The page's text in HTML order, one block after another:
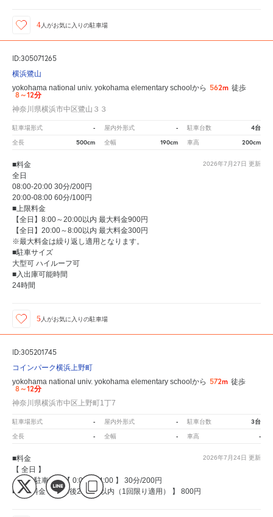
4 人がお気に入りの駐車場
ID:305071265
横浜鷺山
yokohama national univ. yokohama elementary schoolから 562m 徒歩
8～12分
神奈川県横浜市中区鷺山３３
駐車場形式 - 屋内外形式 - 駐車台数 4台
全長 500cm 全幅 190cm 車高 200cm
2026年7月27日 更新
■料金
全日
08:00-20:00 30分/200円
20:00-08:00 60分/100円
■上限料金
【全日】8:00～20:00以内 最大料金900円
【全日】20:00～8:00以内 最大料金300円
※最大料金は繰り返し適用となります。
■駐車サイズ
大型可 ハイルーフ可
■入出庫可能時間
24時間
5 人がお気に入りの駐車場
ID:305201745
コインパーク横浜上野町
yokohama national univ. yokohama elementary schoolから 572m 徒歩
8～12分
神奈川県横浜市中区上野町1丁7
駐車場形式 - 屋内外形式 - 駐車台数 3台
全長 - 全幅 - 車高 -
2026年7月24日 更新
■料金
【 全日 】
・通常駐車料金【 0:00〜24:00 】 30分/200円
■上限料金【 駐車後24時間以内（1回限り適用） 】 800円